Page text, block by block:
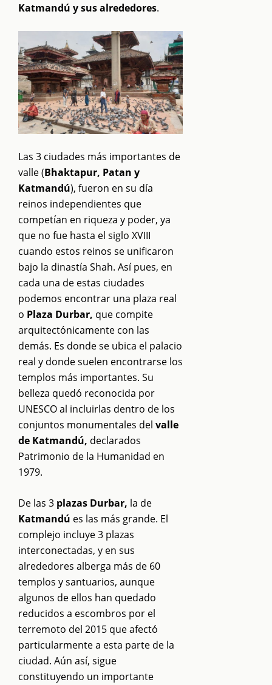
Katmandú y sus alrededores.
Las 3 ciudades más importantes de
valle (Bhaktapur, Patan y
Katmandú), fueron en su día
reinos independientes que
competían en riqueza y poder, ya
que no fue hasta el siglo XVIII
cuando estos reinos se unificaron
bajo la dinastía Shah. Así pues, en
cada una de estas ciudades
podemos encontrar una plaza real
o Plaza Durbar, que compite
arquitectónicamente con las
demás. Es donde se ubica el palacio
real y donde suelen encontrarse los
templos más importantes. Su
belleza quedó reconocida por
UNESCO al incluirlas dentro de los
conjuntos monumentales del valle
de Katmandú, declarados
Patrimonio de la Humanidad en
1979.
De las 3 plazas Durbar, la de
Katmandú es las más grande. El
complejo incluye 3 plazas
interconectadas, y en sus
alrededores alberga más de 60
templos y santuarios, aunque
algunos de ellos han quedado
reducidos a escombros por el
terremoto del 2015 que afectó
particularmente a esta parte de la
ciudad. Aún así, sigue
constituyendo un importante